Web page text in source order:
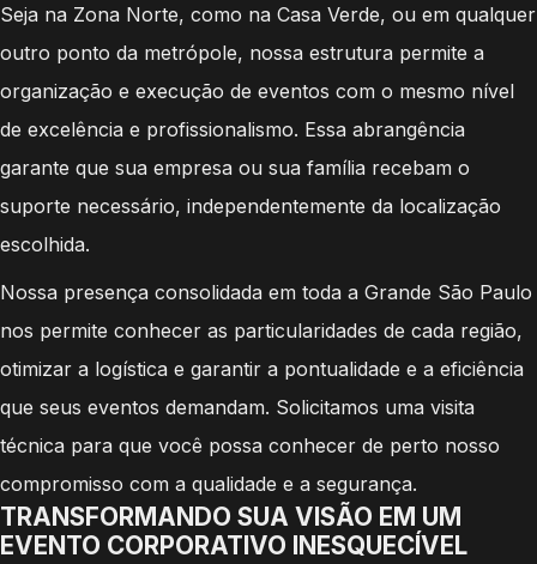
Seja na Zona Norte, como na Casa Verde, ou em qualquer
outro ponto da metrópole, nossa estrutura permite a
organização e execução de eventos com o mesmo nível
de excelência e profissionalismo. Essa abrangência
garante que sua empresa ou sua família recebam o
suporte necessário, independentemente da localização
escolhida.
Nossa presença consolidada em toda a Grande São Paulo
nos permite conhecer as particularidades de cada região,
otimizar a logística e garantir a pontualidade e a eficiência
que seus eventos demandam. Solicitamos uma visita
técnica para que você possa conhecer de perto nosso
compromisso com a qualidade e a segurança.
TRANSFORMANDO SUA VISÃO EM UM
EVENTO CORPORATIVO INESQUECÍVEL